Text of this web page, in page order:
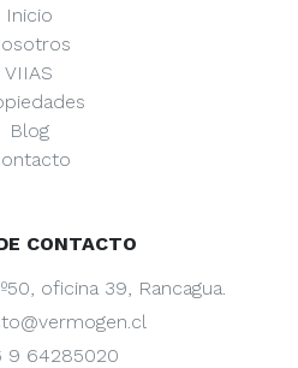
Inicio
VIIAS
Blog
CONTACTO
oficina 39, Rancagua.
9 64285020